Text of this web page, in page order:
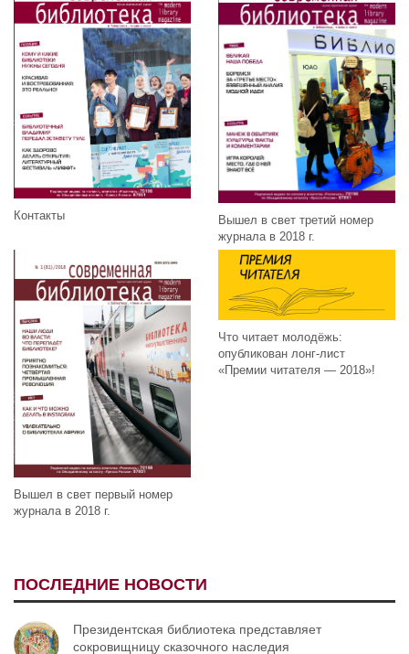
Контакты
Вышел в свет третий номер
журнала в 2018 г.
Вышел в свет первый номер
журнала в 2018 г.
Что читает молодёжь:
опубликован лонг-лист
«Премии читателя — 2018»!
ПОСЛЕДНИЕ НОВОСТИ
Президентская библиотека представляет
сокровищницу сказочного наследия